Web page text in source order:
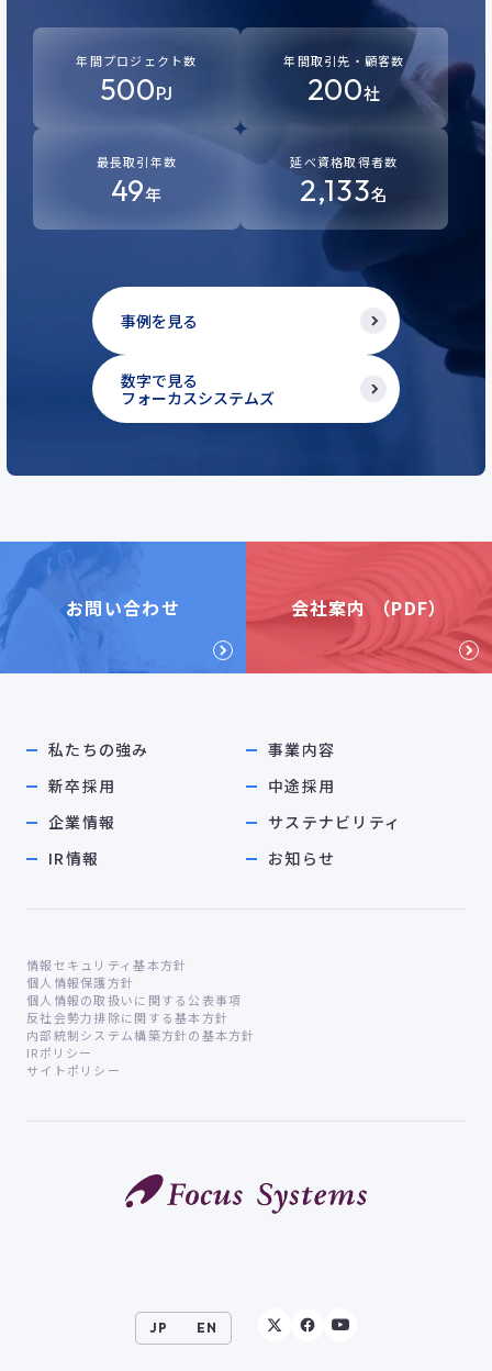
事例を見る
数字で見る
フォーカスシステムズ
年間プロジェクト数
500PJ
年間取引先・顧客数
200社
最長取引年数
49年
延べ資格取得者数
2,133名
お問い合わせ 会社案内 （PDF）
JP EN
私たちの強み
事業内容
新卒採用
中途採用
企業情報
サステナビリティ
IR情報
お知らせ
情報セキュリティ基本方針
個人情報保護方針
個人情報の取扱いに関する公表事項
反社会勢力排除に関する基本方針
内部統制システム構築方針の基本方針
IRポリシー
サイトポリシー